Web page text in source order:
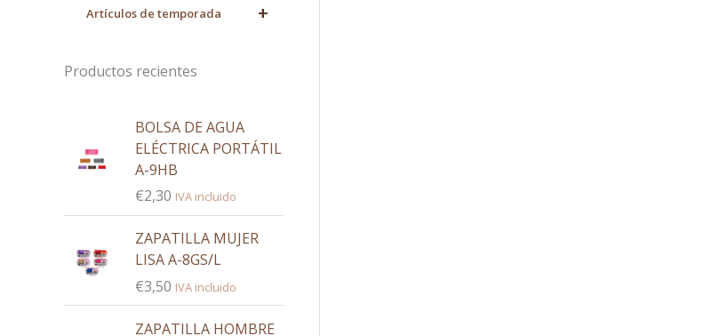
+
Artículos de temporada
Productos recientes
BOLSA DE AGUA
ELÉCTRICA PORTÁTIL
A-9HB
€2,30 IVA incluido
ZAPATILLA MUJER
LISA A-8GS/L
€3,50 IVA incluido
ZAPATILLA HOMBRE